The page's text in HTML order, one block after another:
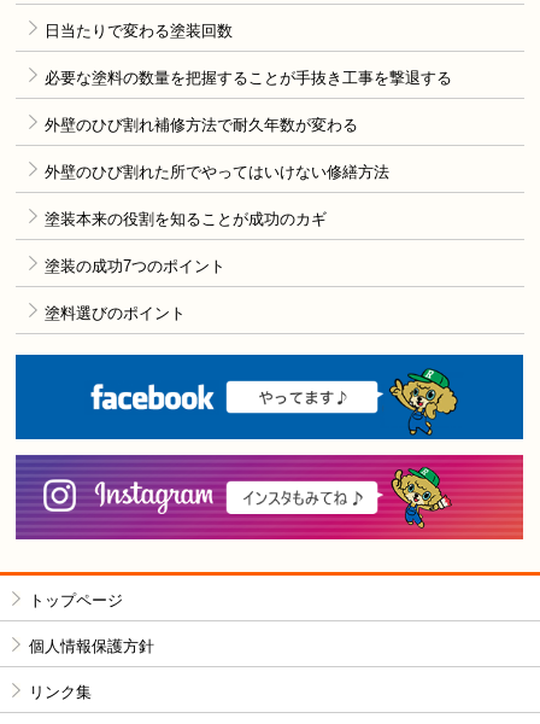
日当たりで変わる塗装回数
必要な塗料の数量を把握することが手抜き工事を撃退する
外壁のひび割れ補修方法で耐久年数が変わる
外壁のひび割れた所でやってはいけない修繕方法
塗装本来の役割を知ることが成功のカギ
塗装の成功7つのポイント
塗料選びのポイント
トップページ
個人情報保護方針
リンク集